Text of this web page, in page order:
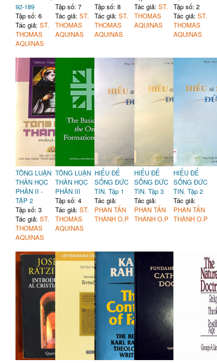
92-189
Tập số: 6
Tác giả:ST.
THOMAS
AQUINAS
Tập số: 7
Tác giả: ST.
THOMAS
AQUINAS
Tập số: 8
Tác giả:ST.
THOMAS
AQUINAS
Tác giả: ST.
THOMAS
AQUINAS
Tập số: 2
Tác giả:ST.
THOMAS
AQUINAS
TÔNG LUẬN
THẦN HỌC
PHẦN II -
TẬP 2
Tập số: 3
Tác giả:ST.
THOMAS
AQUINAS
TÔNG LUẬN
THẦN HỌC
PHẦN III
Tập số: 4
Tác giả: ST.
THOMAS
AQUINAS
HIỂU ĐỂ
SỐNG ĐỨC
TIN. Tập 1
Tác giả:
PHAN TẤN
THÀNH O.P
HIỂU ĐỂ
SỐNG ĐỨC
TIN. Tập 3
Tác giả:
PHAN TẤN
THÀNH O.P
HIỂU ĐỂ
SỐNG ĐỨC
TIN. Tập 2
Tác giả:
PHAN TẤN
THÀNH O.P